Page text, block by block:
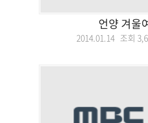
언양 겨울
2014.01.14 조회